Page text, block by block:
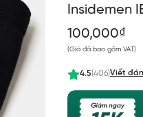
Insidemen
100,000₫
(Giá đã bao gồm VAT)
4.5(406)Viết